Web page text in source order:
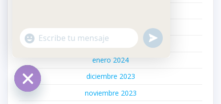
marzo 2024
febrero 2024
enero 2024
diciembre 2023
noviembre 2023
chaty
"+chaty_settings.lang.emoji_picker+"
WhatsApp
undefined